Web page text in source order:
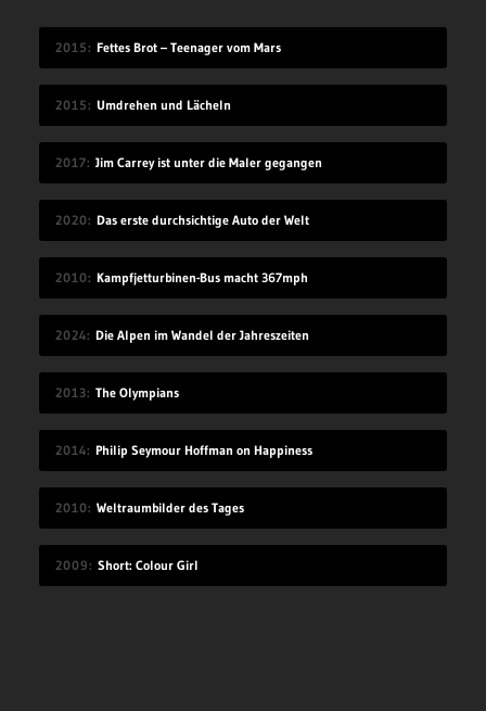
2015 Fettes Brot – Teenager vom Mars
2015 Umdrehen und Lächeln
2017 Jim Carrey ist unter die Maler gegangen
2020 Das erste durchsichtige Auto der Welt
2010 Kampfjetturbinen-Bus macht 367mph
2024 Die Alpen im Wandel der Jahreszeiten
2013 The Olympians
2014 Philip Seymour Hoffman on Happiness
2010 Weltraumbilder des Tages
2009 Short: Colour Girl